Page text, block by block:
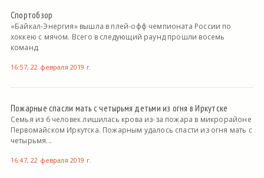
Спортобзор
«Байкал-Энергия» вышла в плей-офф чемпионата России по
хоккею с мячом. Всего в следующий раунд прошли восемь
команд.
16:57, 22 февраля 2019 г.
Пожарные спасли мать с четырьмя детьми из огня в Иркутске
Семья из 6 человек лишилась крова из-за пожара в микрорайоне
Первомайском Иркутска. Пожарным удалось спасти из огня мать с
четырьмя...
16:47, 22 февраля 2019 г.